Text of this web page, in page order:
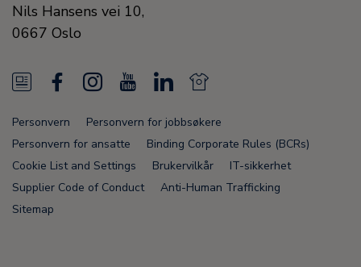
Nils Hansens vei 10,
0667 Oslo
N
e
w
s
F
c
e
b
I
s
t
a
u
u
L
i
n
k
e
N
w
s
F
Personvern
Personvern for jobbsøkere
Personvern for ansatte
Binding Corporate Rules (BCRs)
Cookie List and Settings
Brukervilkår
IT-sikkerhet
Supplier Code of Conduct
Anti-Human Trafficking
Sitemap